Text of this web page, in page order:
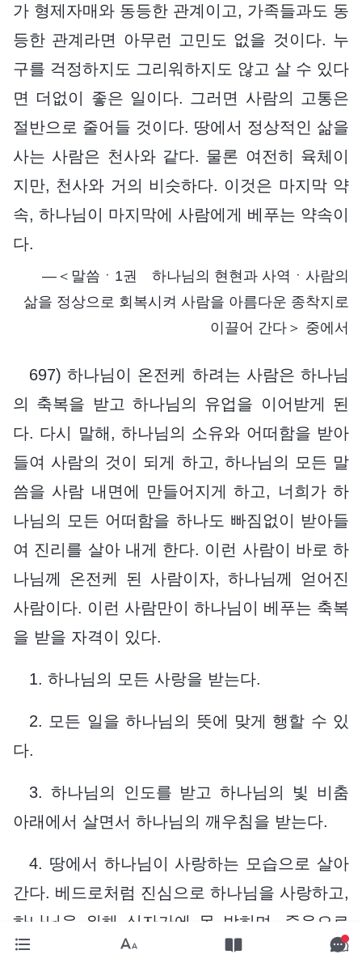
가 형제자매와 동등한 관계이고, 가족들과도 동
등한 관계라면 아무런 고민도 없을 것이다. 누
구를 걱정하지도 그리워하지도 않고 살 수 있다
면 더없이 좋은 일이다. 그러면 사람의 고통은
절반으로 줄어들 것이다. 땅에서 정상적인 삶을
사는 사람은 천사와 같다. 물론 여전히 육체이
지만, 천사와 거의 비슷하다. 이것은 마지막 약
속, 하나님이 마지막에 사람에게 베푸는 약속이
다.
―＜말씀ㆍ1권 하나님의 현현과 사역ㆍ사람의
삶을 정상으로 회복시켜 사람을 아름다운 종착지로
이끌어 간다＞ 중에서
697) 하나님이 온전케 하려는 사람은 하나님
의 축복을 받고 하나님의 유업을 이어받게 된
다. 다시 말해, 하나님의 소유와 어떠함을 받아
들여 사람의 것이 되게 하고, 하나님의 모든 말
씀을 사람 내면에 만들어지게 하고, 너희가 하
나님의 모든 어떠함을 하나도 빠짐없이 받아들
여 진리를 살아 내게 한다. 이런 사람이 바로 하
나님께 온전케 된 사람이자, 하나님께 얻어진
사람이다. 이런 사람만이 하나님이 베푸는 축복
을 받을 자격이 있다.
1. 하나님의 모든 사랑을 받는다.
2. 모든 일을 하나님의 뜻에 맞게 행할 수 있
다.
3. 하나님의 인도를 받고 하나님의 빛 비춤
아래에서 살면서 하나님의 깨우침을 받는다.
4. 땅에서 하나님이 사랑하는 모습으로 살아
간다. 베드로처럼 진심으로 하나님을 사랑하고,
하나님을 위해 십자가에 못 박히며, 죽음으로
하나님의 사랑에 보답할 자격이 있고, 베드로와